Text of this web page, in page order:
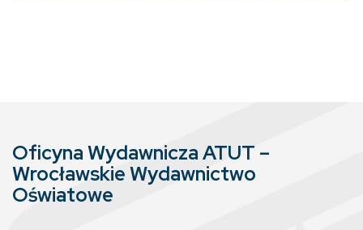
Oficyna Wydawnicza ATUT –
Wrocławskie Wydawnictwo
Oświatowe